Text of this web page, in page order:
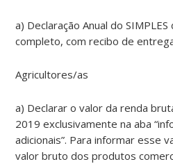
a) Declaração Anual do
completo, com recibo de
Agricultores/as
a) Declarar o valor da renda
2019 exclusivamente na aba
adicionais”. Para informar esse
valor bruto dos produtos